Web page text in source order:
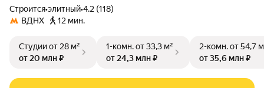
Строится•элитный•4.2 (118)
ВДНХ
12 мин.
Студииот 28 м²
от 20 млн ₽
1-комн.от 33,3 м²
от 24,3 млн ₽
2-комн.от 54,7
от 35,6 млн ₽